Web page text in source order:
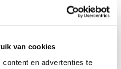
van cookies
en advertenties te
of dakisolatie, is het klimaat
kan. Beter is overigens om
te zetten. Mocht je het toch fijn